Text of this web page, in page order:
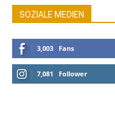
SOZIALE MEDIEN
3,003 Fans
7,081 Follower